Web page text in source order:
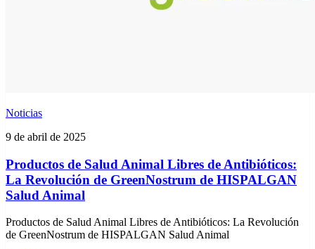
Noticias
9 de abril de 2025
Productos de Salud Animal Libres de Antibióticos:
La Revolución de GreenNostrum de HISPALGAN
Salud Animal
Productos de Salud Animal Libres de Antibióticos: La Revolución
de GreenNostrum de HISPALGAN Salud Animal